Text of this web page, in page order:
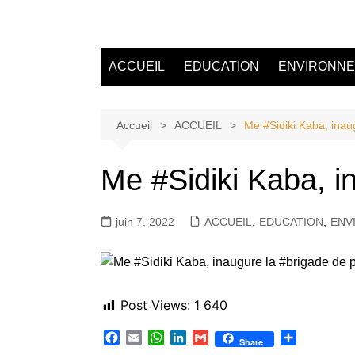
ACCUEIL EDUCATION
Accueil ACCUEIL Me #Sidiki Kaba,
Me #Sidiki Kaba,
juin 7, 2022 ACCUEIL EDUCATION
Post Views: 1 640
W
G
Share